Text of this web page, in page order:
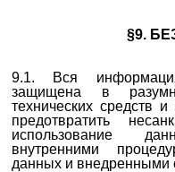
§9.
9.1. Вся
защищена в
технических средств
предотвратить
использование
внутренними
данных и внедренными